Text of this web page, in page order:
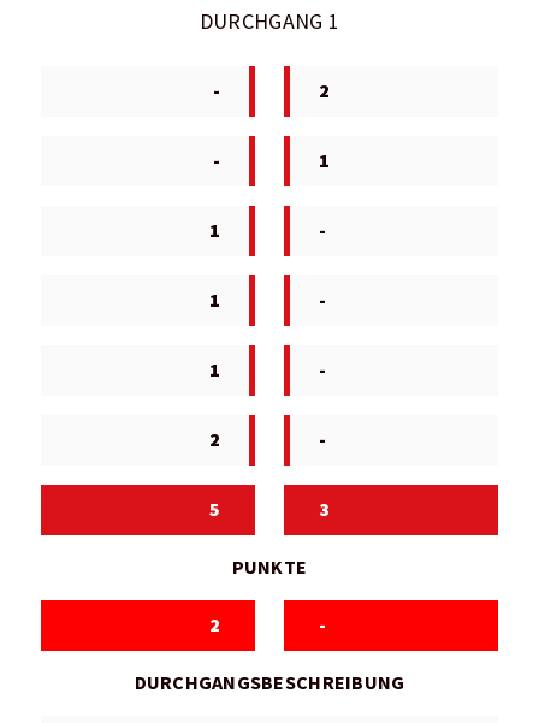
DURCHGANG 1
- 2
- 1
1 -
1 -
1 -
2 -
5 3
PUNKTE
2 -
DURCHGANGSBESCHREIBUNG